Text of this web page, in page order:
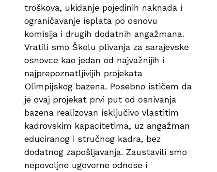
troškova, ukidanje pojedinih naknada i
ograničavanje isplata po osnovu
komisija i drugih dodatnih angažmana.
Vratili smo Školu plivanja za sarajevske
osnovce kao jedan od najvažnijih i
najprepoznatljivijih projekata
Olimpijskog bazena. Posebno ističem da
je ovaj projekat prvi put od osnivanja
bazena realizovan isključivo vlastitim
kadrovskim kapacitetima, uz angažman
educiranog i stručnog kadra, bez
dodatnog zapošljavanja. Zaustavili smo
nepovoljne ugovorne odnose i